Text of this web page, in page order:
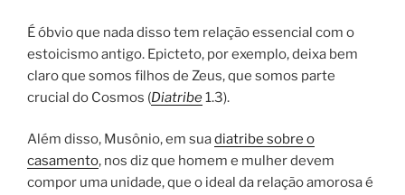
É óbvio que nada disso tem relação essencial com o
estoicismo antigo. Epicteto, por exemplo, deixa bem
claro que somos filhos de Zeus, que somos parte
crucial do Cosmos (Diatribe1.3).
Além disso, Musônio, em suadiatribe sobre o
casamento, nos diz que homem e mulher devem
compor uma unidade, que o ideal da relação amorosa é